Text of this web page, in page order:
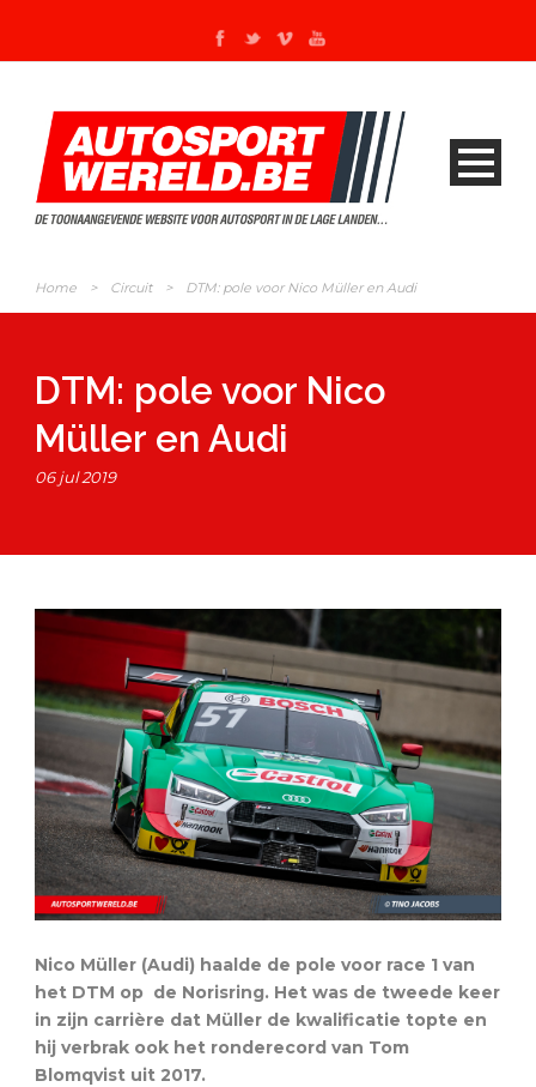
Home > Circuit > DTM: pole voor Nico Müller en Audi
DTM: pole voor Nico
Müller en Audi
06 jul 2019
Nico Müller (Audi) haalde de pole voor race 1 van
het DTM op de Norisring. Het was de tweede keer
in zijn carrière dat Müller de kwalificatie topte en
hij verbrak ook het ronderecord van Tom
Blomqvist uit 2017.